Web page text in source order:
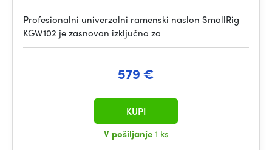
Profesionalni univerzalni ramenski naslon SmallRig
KGW102 je zasnovan izključno za
579 €
V pošiljanje1 ks
KUPI